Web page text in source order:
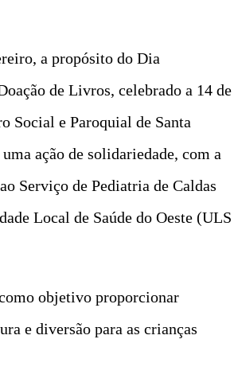
a propósito do Dia
de Livros, celebrado a 14 de
Social e Paroquial de Santa
ação de solidariedade, com a
Serviço de Pediatria de Caldas
Local de Saúde do Oeste (ULS
objetivo proporcionar
e diversão para as crianças